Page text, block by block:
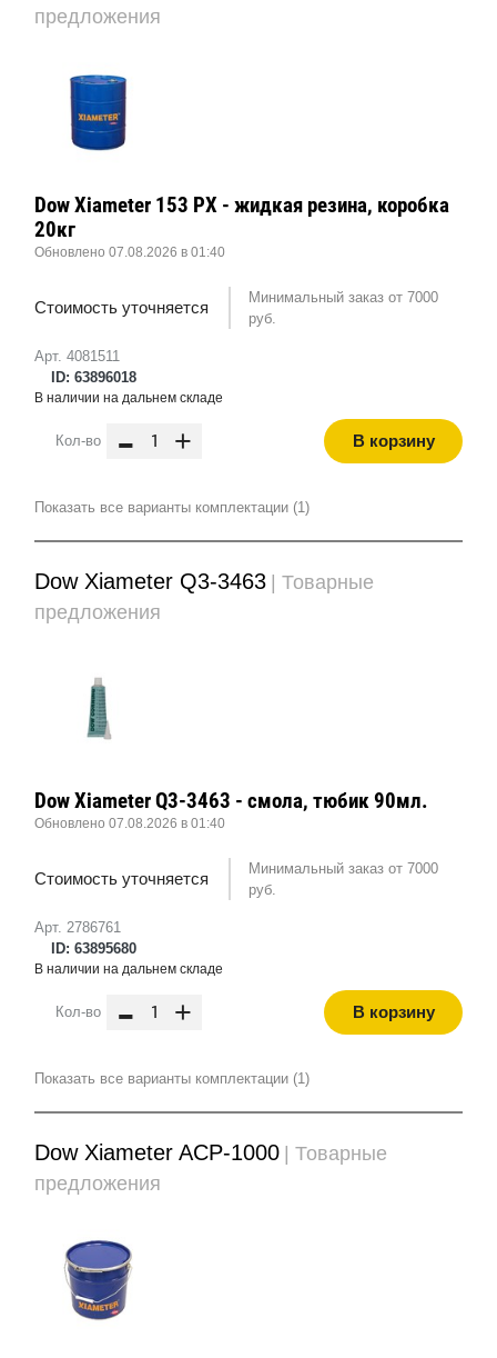
предложения
Арт. 4081511
ID: 63896018
Dow Xiameter 153 PX - жидкая резина, коробка
20кг
Обновлено 07.08.2026 в 01:40
Стоимость уточняется
Минимальный заказ от 7000
руб.
В наличии на дальнем складе
Кол-во - + В корзину
Показать все варианты комплектации (1)
Dow Xiameter Q3-3463
| Товарные
предложения
Арт. 2786761
ID: 63895680
Dow Xiameter Q3-3463 - смола, тюбик 90мл.
Обновлено 07.08.2026 в 01:40
Стоимость уточняется
Минимальный заказ от 7000
руб.
В наличии на дальнем складе
Кол-во - + В корзину
Показать все варианты комплектации (1)
Dow Xiameter ACP-1000
| Товарные
предложения